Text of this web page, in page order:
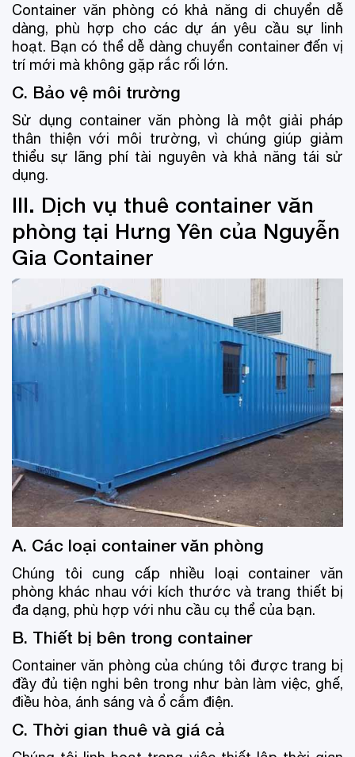
Container văn phòng có khả năng di chuyển dễ
dàng, phù hợp cho các dự án yêu cầu sự linh
hoạt. Bạn có thể dễ dàng chuyển container đến vị
trí mới mà không gặp rắc rối lớn.
C. Bảo vệ môi trường
Sử dụng container văn phòng là một giải pháp
thân thiện với môi trường, vì chúng giúp giảm
thiểu sự lãng phí tài nguyên và khả năng tái sử
dụng.
III. Dịch vụ thuê container văn
phòng tại Hưng Yên của Nguyễn
Gia Container
A. Các loại container văn phòng
Chúng tôi cung cấp nhiều loại container văn
phòng khác nhau với kích thước và trang thiết bị
đa dạng, phù hợp với nhu cầu cụ thể của bạn.
B. Thiết bị bên trong container
Container văn phòng của chúng tôi được trang bị
đầy đủ tiện nghi bên trong như bàn làm việc, ghế,
điều hòa, ánh sáng và ổ cắm điện.
C. Thời gian thuê và giá cả